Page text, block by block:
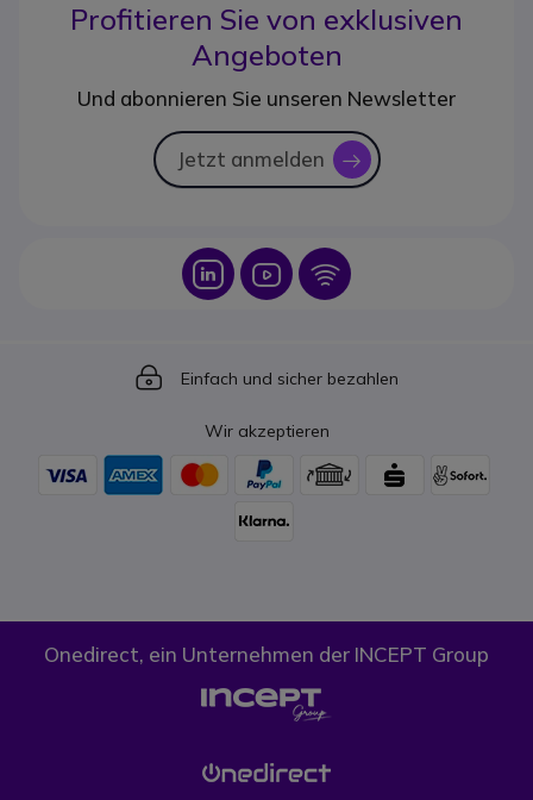
Profitieren Sie von exklusiven
Angeboten
Und abonnieren Sie unseren Newsletter
Jetzt anmelden icon
Icon Icon Icon
Icon
Einfach und sicher bezahlen
Wir akzeptieren
Onedirect, ein Unternehmen der INCEPT Group